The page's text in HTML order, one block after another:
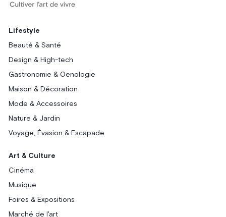
Lifestyle
Beauté & Santé
Design & High-tech
Gastronomie & Oenologie
Maison & Décoration
Mode & Accessoires
Nature & Jardin
Voyage, Évasion & Escapade
Art & Culture
Cinéma
Musique
Foires & Expositions
Marché de l'art